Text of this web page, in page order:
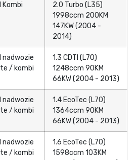
Kombi
2.0 Turbo (L35)
1998ccm 200KM
147KW (2004 -
2014)
nadwozie
/ kombi
1.3 CDTI (L70)
1248ccm 90KM
66KW (2004 - 2013)
nadwozie
/ kombi
1.4 EcoTec (L70)
1364ccm 90KM
66KW (2004 - 2013)
nadwozie
/ kombi
1.6 EcoTec (L70)
1598ccm 103KM